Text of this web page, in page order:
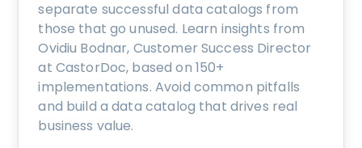
separate successful data catalogs from
those that go unused. Learn insights from
Ovidiu Bodnar, Customer Success Director
at CastorDoc, based on 150+
implementations. Avoid common pitfalls
and build a data catalog that drives real
business value.